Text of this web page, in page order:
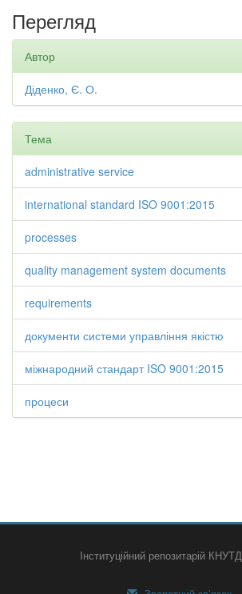
Перегляд
Автор
Діденко, Є. О.
Тема
administrative service
international standard ISO 9001:2015
processes
quality management system documents
requirements
документи системи управління якістю
міжнародний стандарт ISO 9001:2015
процеси
Інституційний репозитарій